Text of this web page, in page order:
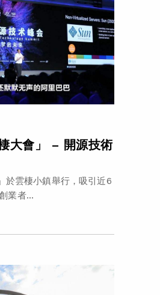
大會」 – 開源技術
於雲棲小鎮舉行，吸引近6
業者...